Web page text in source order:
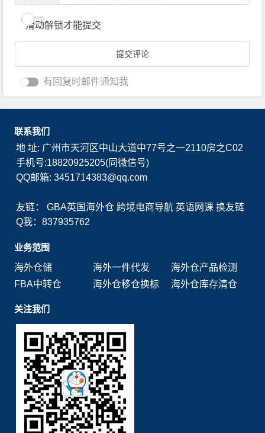
滑动解锁才能提交
有回复时邮件通知我
联系我们
地 址: 广州市天河区中山大道中77号之一2110房之C02
手机号:18820925205(同微信号)
QQ邮箱: 3451714383@qq.com
友链：GBA英国海外仓 跨境电商导航 英语网课 换友链
Q我：837935762
业务范围
海外仓储
海外一件代发
海外仓产品检测
FBA中转仓
海外仓移仓换标 海外仓库存清仓
关注我们